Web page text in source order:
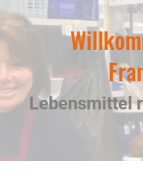
Lebensmittel